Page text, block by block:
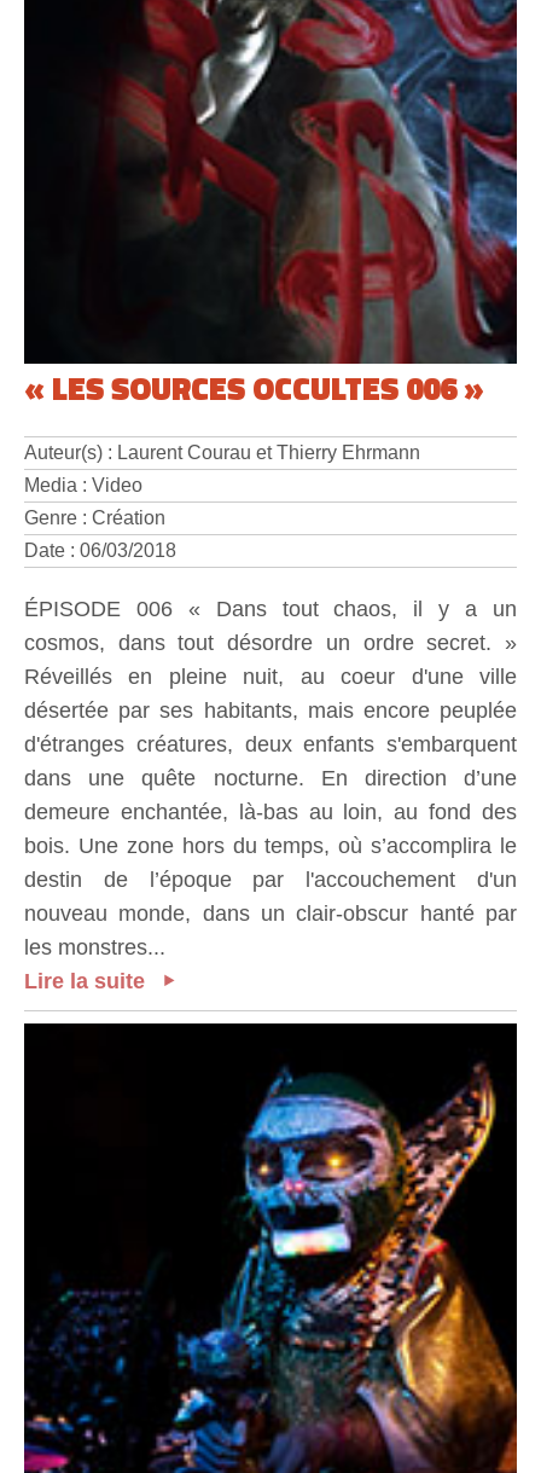
« LES SOURCES OCCULTES 006 »
Auteur(s) : Laurent Courau et Thierry Ehrmann
Media : Video
Genre : Création
Date : 06/03/2018
ÉPISODE 006 « Dans tout chaos, il y a un
cosmos, dans tout désordre un ordre secret. »
Réveillés en pleine nuit, au coeur d'une ville
désertée par ses habitants, mais encore peuplée
d'étranges créatures, deux enfants s'embarquent
dans une quête nocturne. En direction d’une
demeure enchantée, là-bas au loin, au fond des
bois. Une zone hors du temps, où s’accomplira le
destin de l’époque par l'accouchement d'un
nouveau monde, dans un clair-obscur hanté par
les monstres...
Lire la suite